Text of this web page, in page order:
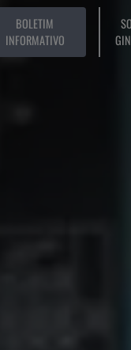
BOLETIM
INFORMATIVO